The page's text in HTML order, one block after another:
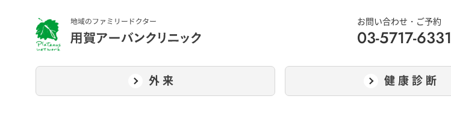
お問い合わせ・ご予約
03-5717-6331
外来 健康診断